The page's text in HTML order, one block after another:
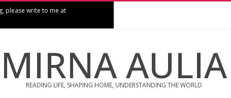
please write to me at
MIRNA AULIA
READING LIFE, SHAPING HOME, UNDERSTANDING THE WORLD